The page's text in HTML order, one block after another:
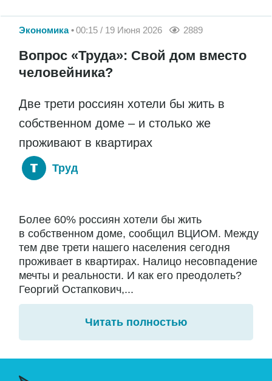
Экономика 00:15 / 19 Июня 2026 2889
Вопрос «Труда»: Свой дом вместо
человейника?
Две трети россиян хотели бы жить в
собственном доме – и столько же
проживают в квартирах
Труд
Более 60% россиян хотели бы жить
в собственном доме, сообщил ВЦИОМ. Между
тем две трети нашего населения сегодня
проживает в квартирах. Налицо несовпадение
мечты и реальности. И как его преодолеть?
Георгий Остапкович,...
Читать полностью